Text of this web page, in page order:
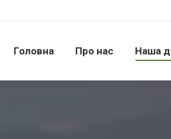
Головна Про нас Наша
Головна Про нас Наша